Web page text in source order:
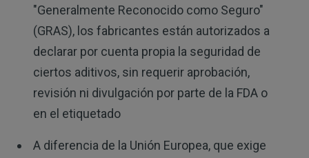
"Generalmente Reconocido como Seguro"
(GRAS), los fabricantes están autorizados a
declarar por cuenta propia la seguridad de
ciertos aditivos, sin requerir aprobación,
revisión ni divulgación por parte de la FDA o
en el etiquetado
A diferencia de la Unión Europea, que exige